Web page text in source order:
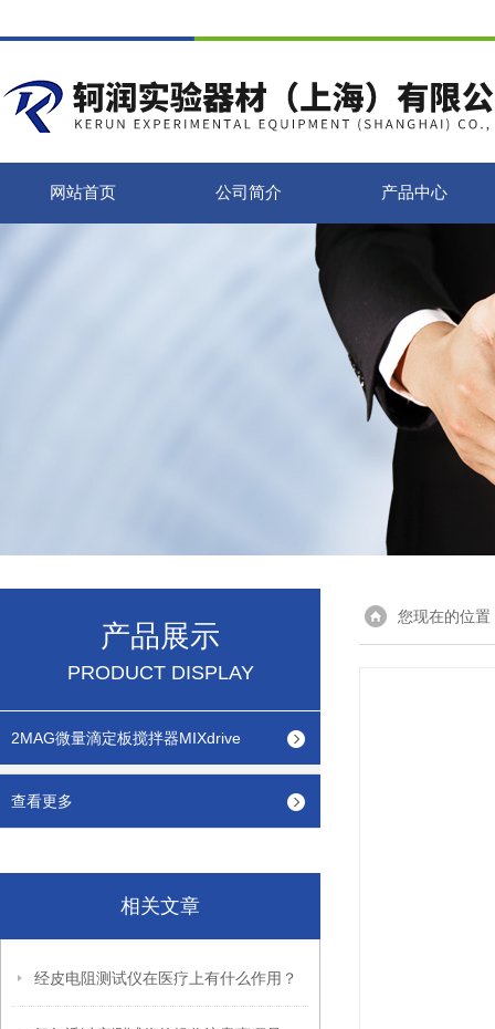
网站首页 公司简介 产品中心
产品展示
PRODUCT DISPLAY
2MAG微量滴定板搅拌器MIXdrive
查看更多
相关文章
经皮电阻测试仪在医疗上有什么作用？
您现在的位置